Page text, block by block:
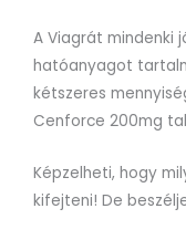
A Viagrát mindenki
hatóanyagot
kétszeres
Cenforce 200mg
Képzelheti, hogy
kifejteni! De